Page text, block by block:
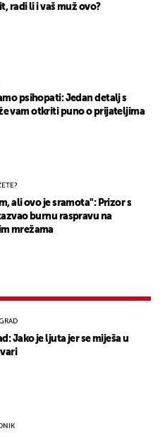
radi li i vaš muž ovo?
psihopati: Jedan detalj s
vam otkriti puno o prijateljima
ali ovo je sramota": Prizor s
burnu raspravu na
mrežama
Jako je ljuta jer se miješa u